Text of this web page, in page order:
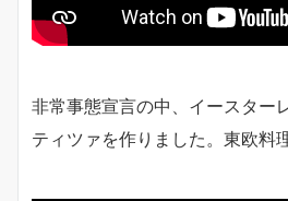
非常事態宣言の中、イースター
ティツァを作りました。東欧料